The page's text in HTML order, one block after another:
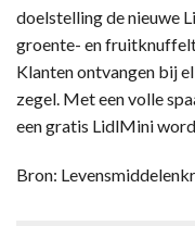
doelstelling de nieuwe
groente- en
Klanten ontvangen bij
zegel. Met een volle
een gratis LidlMini
Bron: